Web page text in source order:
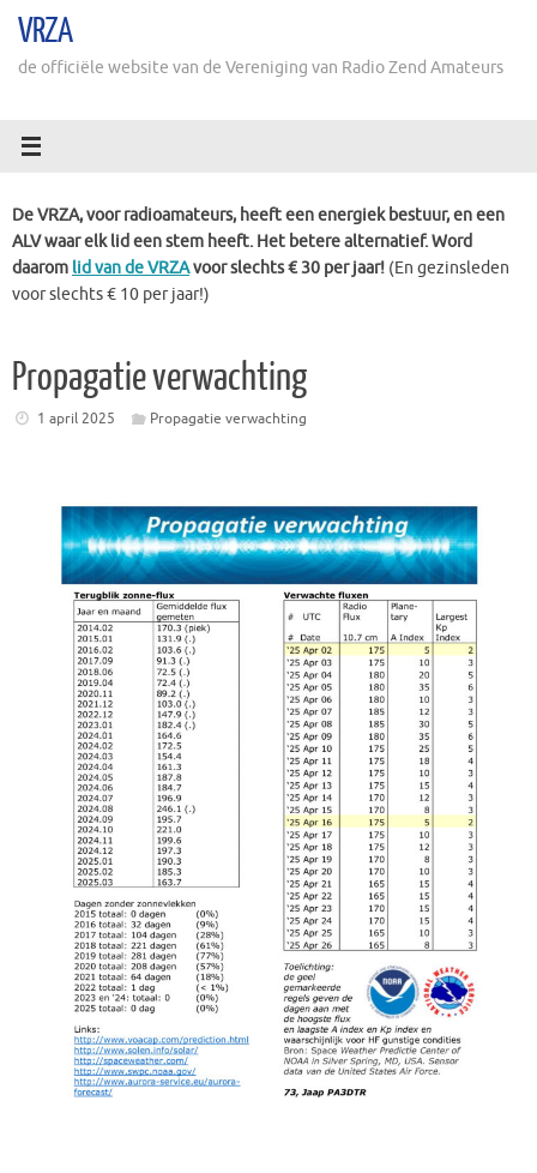
naarVRZA
de officiële website van de Vereniging van Radio Zend Amateurs
De VRZA, voor radioamateurs, heeft een energiek bestuur, en een
ALV waar elk lid een stem heeft. Het betere alternatief. Word
daarom lid van de VRZAvoor slechts € 30 per jaar! (En gezinsleden
voor slechts € 10 per jaar!)
Propagatie verwachting
1 april 2025 Propagatie verwachting